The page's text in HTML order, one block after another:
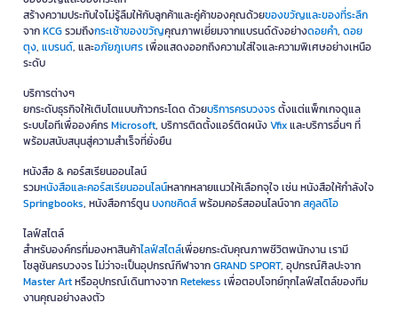
สร้างความประทับใจไม่รู้ลืมให้กับลูกค้าและคู่ค้าของคุณด้วยของขวัญและของที่ระลึก
จากKCGรวมถึงกระเช้าของขวัญคุณภาพเยี่ยมจากแบรนด์ดังอย่างดอยคำ, ดอย
ตุง, แบรนด์, และอภัยภูเบศรเพื่อแสดงออกถึงความใส่ใจและความพิเศษอย่างเหนือ
ระดับ
บริการต่างๆ
ยกระดับธุรกิจให้เติบโตแบบก้าวกระโดด ด้วยบริการครบวงจรตั้งแต่แพ็กเกจดูแล
ระบบไอทีเพื่อองค์กรMicrosoft, บริการติดตั้งแอร์ติดผนังVfixและบริการอื่นๆ ที่
พร้อมสนับสนุนสู่ความสำเร็จที่ยั่งยืน
หนังสือ & คอร์สเรียนออนไลน์
รวมหนังสือและคอร์สเรียนออนไลน์หลากหลายแนวให้เลือกจุใจ เช่น หนังสือให้กำลังใจ
Springbooks, หนังสือการ์ตูนบงกชคิดส์พร้อมคอร์สออนไลน์จากสคูลดิโอ
ไลฟ์สไตล์
สำหรับองค์กรที่มองหาสินค้าไลฟ์สไตล์เพื่อยกระดับคุณภาพชีวิตพนักงาน เรามี
โซลูชันครบวงจร ไม่ว่าจะเป็นอุปกรณ์กีฬาจากGRAND SPORT, อุปกรณ์ศิลปะจาก
Master Artหรืออุปกรณ์เดินทางจากRetekess เพื่อตอบโจทย์ทุกไลฟ์สไตล์ของทีม
งานคุณอย่างลงตัว